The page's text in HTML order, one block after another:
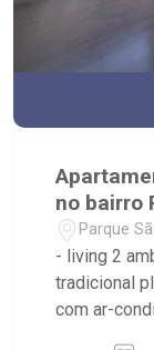
no bairro
Parque
- living 2
tradicional
com ar-